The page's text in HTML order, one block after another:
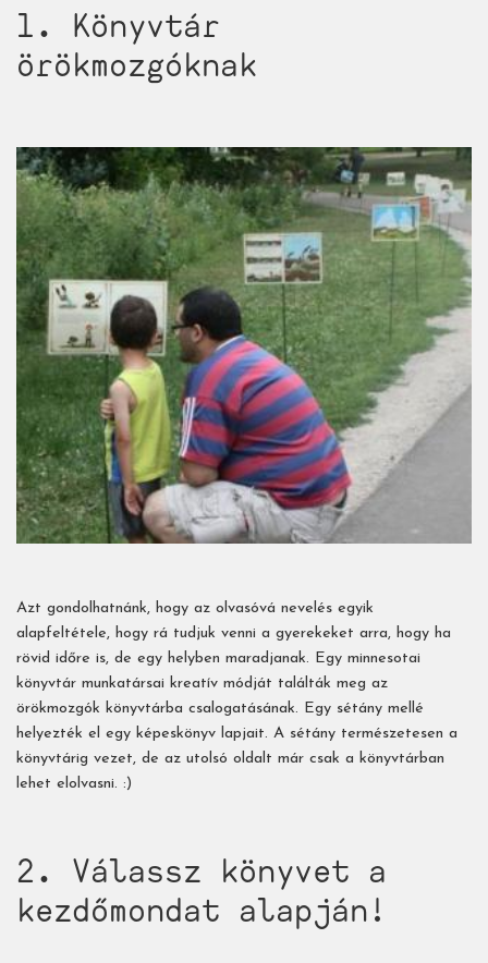
1. Könyvtár
örökmozgóknak
Azt gondolhatnánk, hogy az olvasóvá nevelés egyik
alapfeltétele, hogy rá tudjuk venni a gyerekeket arra, hogy ha
rövid időre is, de egy helyben maradjanak. Egy minnesotai
könyvtár munkatársai kreatív módját találták meg az
örökmozgók könyvtárba csalogatásának. Egy sétány mellé
helyezték el egy képeskönyv lapjait. A sétány természetesen a
könyvtárig vezet, de az utolsó oldalt már csak a könyvtárban
lehet elolvasni. :)
2. Válassz könyvet a
kezdőmondat alapján!